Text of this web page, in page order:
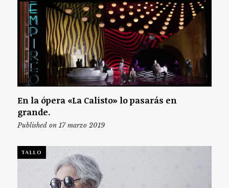
En la ópera «La Calisto» lo pasarás en
grande.
Published on 17 marzo 2019
TALLO